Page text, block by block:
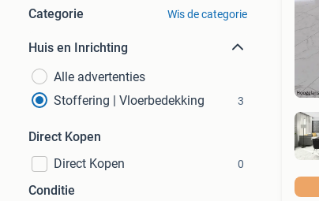
Categorie Wis de categorie
Huis en Inrichting
Alle advertenties
Stoffering | Vloerbedekking
3
Direct Kopen
Direct Kopen
0
Conditie